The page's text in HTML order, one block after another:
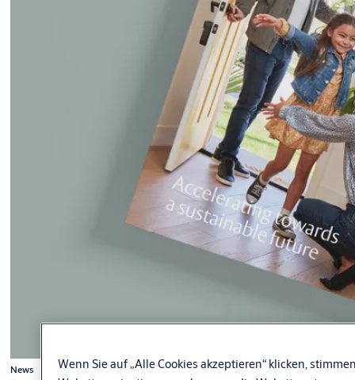
News
Wenn Sie auf „Alle Cookies akzeptieren“ klicken,